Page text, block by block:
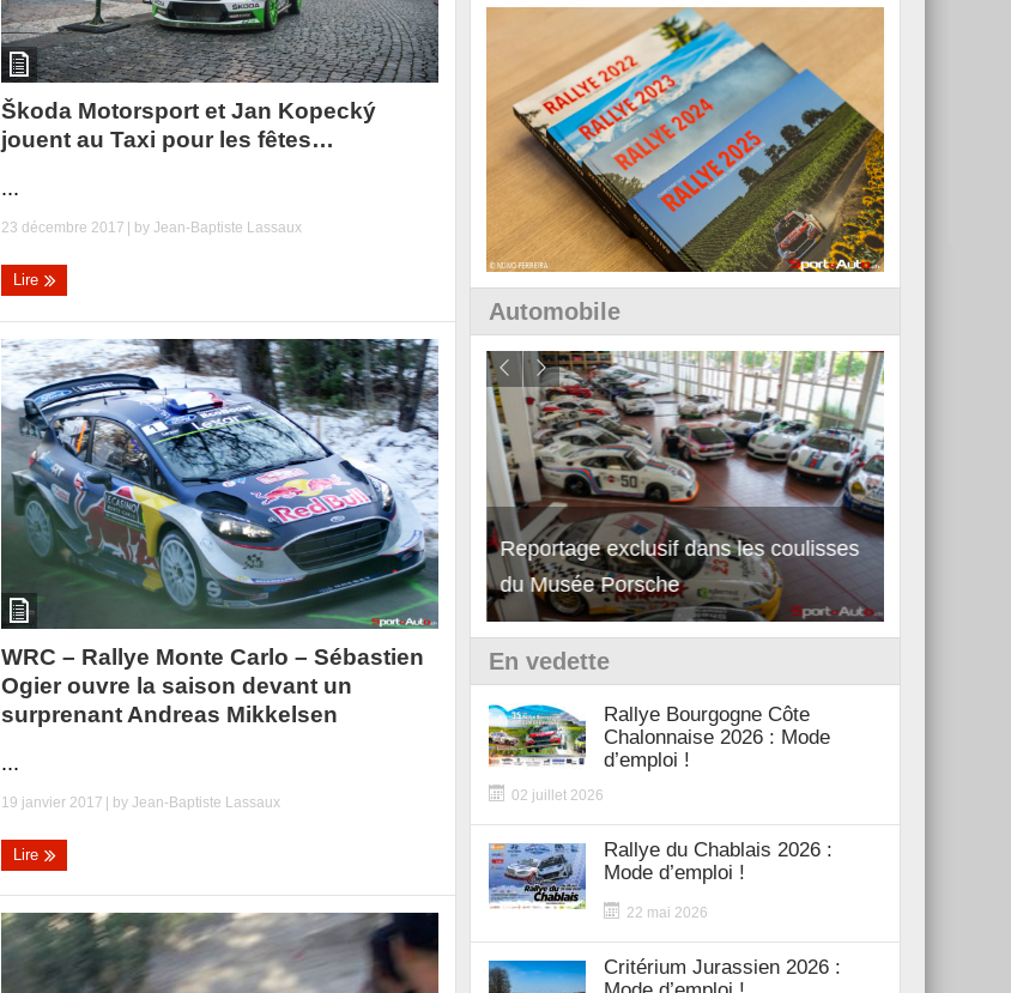
Škoda Motorsport et Jan Kopecký
jouent au Taxi pour les fêtes…
...
23 décembre 2017 | byJean-Baptiste Lassaux
Lire
WRC – Rallye Monte Carlo – Sébastien
Ogier ouvre la saison devant un
surprenant Andreas Mikkelsen
...
19 janvier 2017 | byJean-Baptiste Lassaux
Lire
Automobile
Essai – Morgan Supersport
Reportage exclusif dans les coulisses
du Musée Porsche
En vedette
Rallye Bourgogne Côte
Chalonnaise 2026 : Mode
d’emploi !
02 juillet 2026
Rallye du Chablais 2026 :
Mode d’emploi !
22 mai 2026
Critérium Jurassien 2026 :